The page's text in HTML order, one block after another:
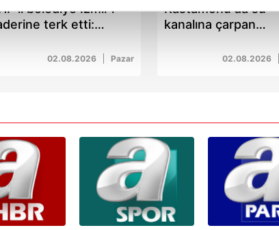
için İnternet Sitemizde kendimize ve üçüncü
çerezler, sitemizin daha işlevsel kılınması ve
yer alan panel vasıtasıyla belirleyebilirsiniz.
Kanunu uyarınca hazırlanmış Aydınlatma
çerezlerle ilgili bilgi almak için lütfen
tıklayınız
belediye İzmir'i
terk etti:
02.08.2026 Pazar
Kastamonu'da su
kanalına çarpan
kişi yaralandı02.08.2026